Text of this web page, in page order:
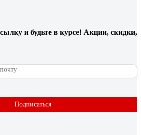
и будьте в курсе! Акции, скидки,
Подписаться